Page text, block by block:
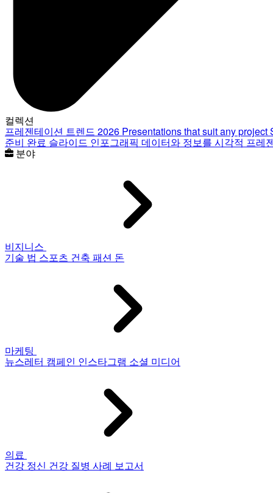
컬렉션
프레젠테이션 트렌드 2026 Presentations that suit any project
준비 완료 슬라이드 인포그래픽 데이터와 정보를 시각적 프레
분야
비지니스
기술 법 스포츠 건축 패션 돈
마케팅
뉴스레터 캠페인 인스타그램 소셜 미디어
의료
건강 정신 건강 질병 사례 보고서